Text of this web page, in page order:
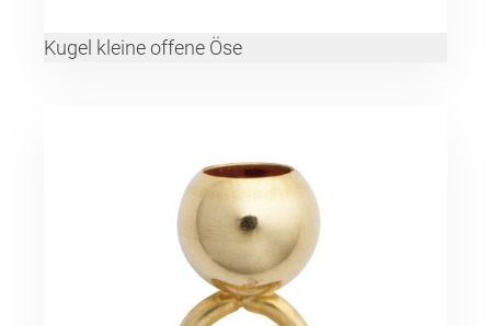
Kugel kleine offene Öse